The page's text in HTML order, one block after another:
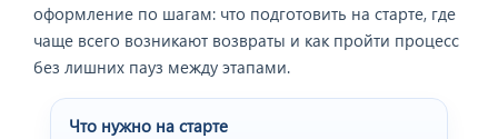
оформление по шагам: что подготовить на старте, где
чаще всего возникают возвраты и как пройти процесс
без лишних пауз между этапами.
Что нужно на старте